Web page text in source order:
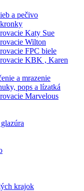
a pečivo
Katy Sue
Wilton
FPC biele
KBK , Karen
a mrazenie
pops a lízatká
Marvelous
krajok